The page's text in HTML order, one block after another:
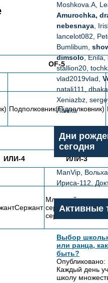
OF-5
Подполковник(Підполковник)
ИЛИ-4 ИЛИ-3
Младший
сержантМолодший
сержант
Moshkova.A,
Amurochka,
nebesnaya ,
lancelot082,
Bumlibum,
dimsolo, Enila,
stallion20,
vlad2019vlad,
natali111,
Xeniazbz,
Ламка
Дни
сегодня
ManVip,
Ириса-112,
Активные
Выбор
или ранца,
быть?
Опубликовано:
Каждый день
школу